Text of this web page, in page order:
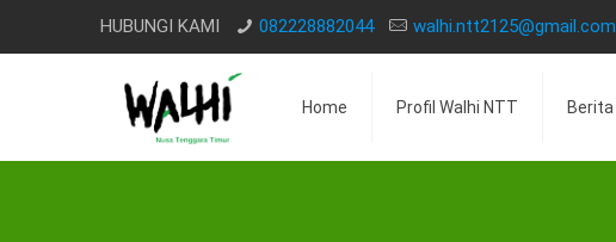
HUBUNGI KAMI 082228882044 walhi.ntt2125@gmail.com
Home Profil Walhi NTT Berita